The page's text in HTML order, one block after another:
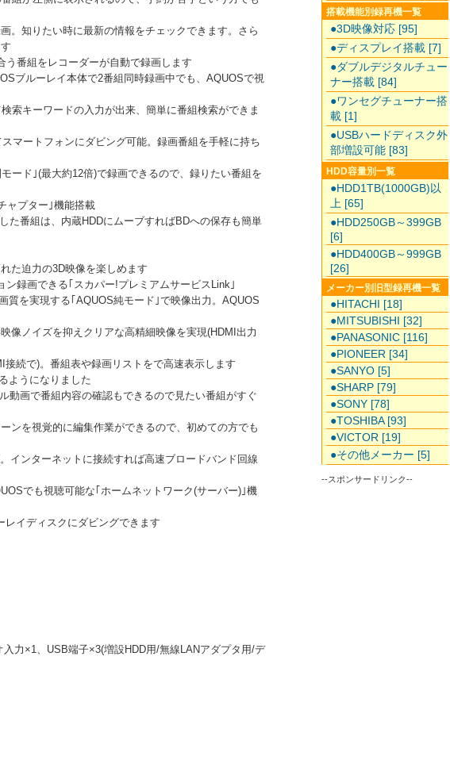
。知りたい時に最新の情報をチェックできます。さら
番組をレコーダーが自動で録画します
ブルーレイ本体で2番組同時録画中でも、AQUOSで視
索キーワードの入力が出来、簡単に番組検索ができま
マートフォンにダビング可能。録画番組を手軽に持ち
ード｣(最大約12倍)で録画できるので、録りたい番組を
ャプター｣機能搭載
た番組は、内蔵HDDにムーブすればBDへの保存も簡単
た迫力の3D映像を楽しめます
録画できる｢スカパー!プレミアムサービスLink｣
質を実現する｢AQUOS純モード｣で映像出力。AQUOS
像ノイズを抑えクリアな高精細映像を実現(HDMI出力
続で)。番組表や録画リストをで高速表示します
ようになりました
動画で番組内容の確認もできるので見たい番組がすぐ
ンを視覚的に編集作業ができるので、初めての方でも
インターネットに接続すれば高速ブロードバンド回線
でも視聴可能な｢ホームネットワーク(サーバー)｣機
イディスクにダビングできます
力×1、USB端子×3(増設HDD用/無線LANアダプタ用/デ
搭載機能別録再機一覧
●3D映像対応 [95]
●ディスプレイ搭載 [7]
●ダブルデジタルチュー
ナー搭載 [84]
●ワンセグチューナー搭
載 [1]
●USBハードディスク外
部増設可能 [83]
HDD容量別一覧
●HDD1TB(1000GB)以
上 [65]
●HDD250GB～399GB
[6]
●HDD400GB～999GB
[26]
メーカー別旧型録再機一覧
●HITACHI [18]
●MITSUBISHI [32]
●PANASONIC [116]
●PIONEER [34]
●SANYO [5]
●SHARP [79]
●SONY [78]
●TOSHIBA [93]
●VICTOR [19]
●その他メーカー [5]
--スポンサードリンク--